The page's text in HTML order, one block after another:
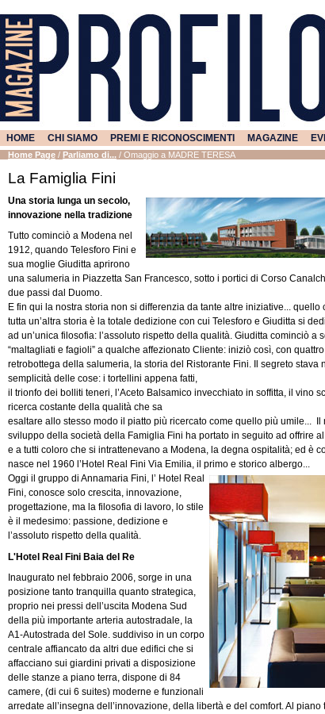
HOME CHI SIAMO PREMI E RICONOSCIMENTI MAGAZINE
Home Page / Parliamo di... / Omaggio a MADRE TERESA
La Famiglia Fini
Una storia lunga un secolo,
innovazione nella tradizione
Tutto cominciò a Modena nel
1912, quando Telesforo Fini e
sua moglie Giuditta aprirono
una salumeria in Piazzetta San Francesco, sotto i portici di Corso
due passi dal Duomo.
E fin qui la nostra storia non si differenzia da tante altre iniziative... quello
tutta un’altra storia è la totale dedizione con cui Telesforo e Giuditta si
ad un’unica filosofia: l’assoluto rispetto della qualità. Giuditta cominciò a
“maltagliati e fagioli” a qualche affezionato Cliente: iniziò così, con quattro
retrobottega della salumeria, la storia del Ristorante Fini. Il segreto stava
semplicità delle cose: i tortellini appena fatti,
il trionfo dei bolliti teneri, l’Aceto Balsamico invecchiato in soffitta, il vino
ricerca costante della qualità che sa
esaltare allo stesso modo il piatto più ricercato come quello più umile... Il
sviluppo della società della Famiglia Fini ha portato in seguito ad offrire
e a tutti coloro che si intrattenevano a Modena, la degna ospitalità; ed è
nasce nel 1960 l’Hotel Real Fini Via Emilia, il primo e storico albergo...
Oggi il gruppo di Annamaria Fini, l’ Hotel Real
Fini, conosce solo crescita, innovazione,
progettazione, ma la filosofia di lavoro, lo stile
è il medesimo: passione, dedizione e
l’assoluto rispetto della qualità.
L'Hotel Real Fini Baia del Re
Inaugurato nel febbraio 2006, sorge in una
posizione tanto tranquilla quanto strategica,
proprio nei pressi dell’uscita Modena Sud
della più importante arteria autostradale, la
A1-Autostrada del Sole. suddiviso in un corpo
centrale affiancato da altri due edifici che si
affacciano sui giardini privati a disposizione
delle stanze a piano terra, dispone di 84
camere, (di cui 6 suites) moderne e funzionali
arredate all’insegna dell’innovazione, della libertà e del comfort. Al piano